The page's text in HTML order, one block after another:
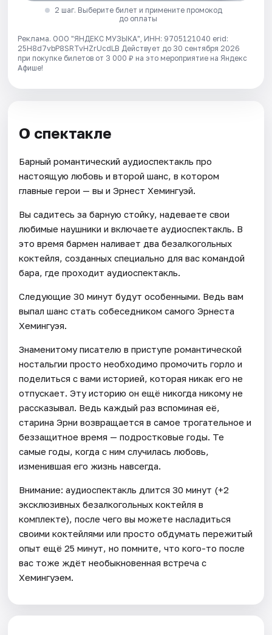
2 шаг. Выберите билет и примените промокод
до оплаты
Реклама. ООО "ЯНДЕКС МУЗЫКА", ИНН: 9705121040 erid:
25H8d7vbP8SRTvHZrUcdLB Действует до 30 сентября 2026
при покупке билетов от 3 000 ₽ на это мероприятие на Яндекс
Афише!
О спектакле
Барный романтический аудиоспектакль про
настоящую любовь и второй шанс, в котором
главные герои — вы и Эрнест Хемингуэй.
Вы садитесь за барную стойку, надеваете свои
любимые наушники и включаете аудиоспектакль. В
это время бармен наливает два безалкогольных
коктейля, созданных специально для вас командой
бара, где проходит аудиоспектакль.
Следующие 30 минут будут особенными. Ведь вам
выпал шанс стать собеседником самого Эрнеста
Хемингуэя.
Знаменитому писателю в приступе романтической
ностальгии просто необходимо промочить горло и
поделиться с вами историей, которая никак его не
отпускает. Эту историю он ещё никогда никому не
рассказывал. Ведь каждый раз вспоминая её,
старина Эрни возвращается в самое трогательное и
беззащитное время — подростковые годы. Те
самые годы, когда с ним случилась любовь,
изменившая его жизнь навсегда.
Внимание: аудиоспектакль длится 30 минут (+2
эксклюзивных безалкогольных коктейля в
комплекте), после чего вы можете насладиться
своими коктейлями или просто обдумать пережитый
опыт ещё 25 минут, но помните, что кого-то после
вас тоже ждёт необыкновенная встреча с
Хемингуэем.